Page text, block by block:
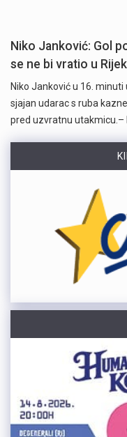
Niko Janković: Gol
se ne bi vratio u
Niko Janković u 16.
sjajan udarac s ruba
pred uzvratnu utakmicu.–